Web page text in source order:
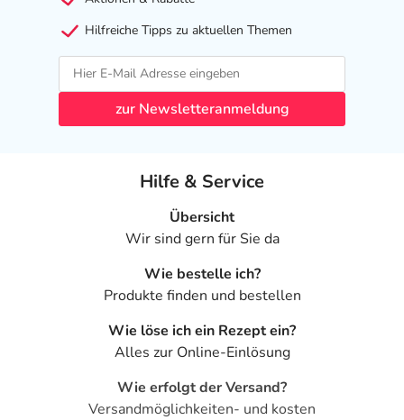
Hilfreiche Tipps zu aktuellen Themen
zur Newsletteranmeldung
Hilfe & Service
Übersicht
Wir sind gern für Sie da
Wie bestelle ich?
Produkte finden und bestellen
Wie löse ich ein Rezept ein?
Alles zur Online-Einlösung
Wie erfolgt der Versand?
Versandmöglichkeiten- und kosten